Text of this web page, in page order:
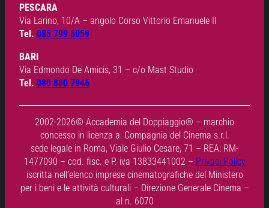
PESCARA
Via Larino, 10/A – angolo Corso Vittorio Emanuele II
Tel. 085 799 6059
BARI
Via Edmondo De Amicis, 31 – c/o Mast Studio
Tel. 080 880 7946
2002-2026© Accademia del Doppiaggio® – marchio
concesso in licenza a: Compagnia del Cinema s.r.l.
sede legale in Roma, Viale Giulio Cesare, 71 – REA: RM-
1477090 – cod. fisc. e P. iva 13833441002 – Privaci Policy
iscritta nell’elenco imprese cinematografiche del Ministero
per i beni e le attività culturali – Direzione Generale Cinema –
al n. 6070